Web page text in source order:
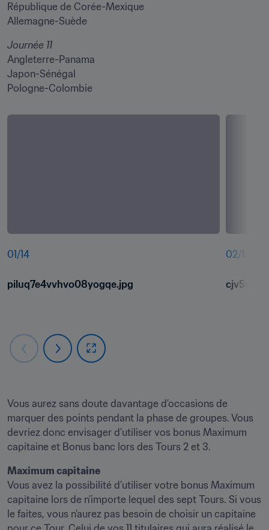
République de Corée-Mexique
Allemagne-Suède
Journée 11
Angleterre-Panama
Japon-Sénégal
Pologne-Colombie
01 /14
piluq7e4vvhvo08yogqe.jpg
02/14
Vous aurez sans doute davantage d’occasions de
marquer des points pendant la phase de groupes. Vous
devriez donc envisager d’utiliser vos bonus Maximum
capitaine et Bonus banc lors des Tours 2 et 3.
Maximum capitaine
Vous avez la possibilité d’utiliser votre bonus Maximum
capitaine lors de n’importe lequel des sept Tours. Si vous
le faites, vous n’aurez pas besoin de choisir un capitaine